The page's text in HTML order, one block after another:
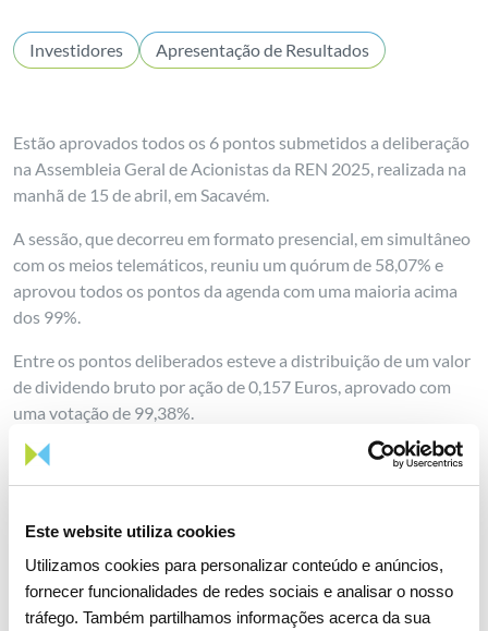
Este website utiliza cookies
Utilizamos cookies para personalizar conteúdo e anúncios,
fornecer funcionalidades de redes sociais e analisar o nosso
tráfego. Também partilhamos informações acerca da sua
Investidores Apresentação de Resultados
Estão aprovados todos os 6 pontos submetidos a deliberação
na Assembleia Geral de Acionistas da REN 2025, realizada na
manhã de 15 de abril, em Sacavém.
A sessão, que decorreu em formato presencial, em simultâneo
com os meios telemáticos, reuniu um quórum de 58,07% e
aprovou todos os pontos da agenda com uma maioria acima
dos 99%.
Entre os pontos deliberados esteve a distribuição de um valor
de dividendo bruto por ação de 0,157 Euros, aprovado com
uma votação de 99,38%.
Para mais informações, consulte o comunicado.
Partilhar notícia